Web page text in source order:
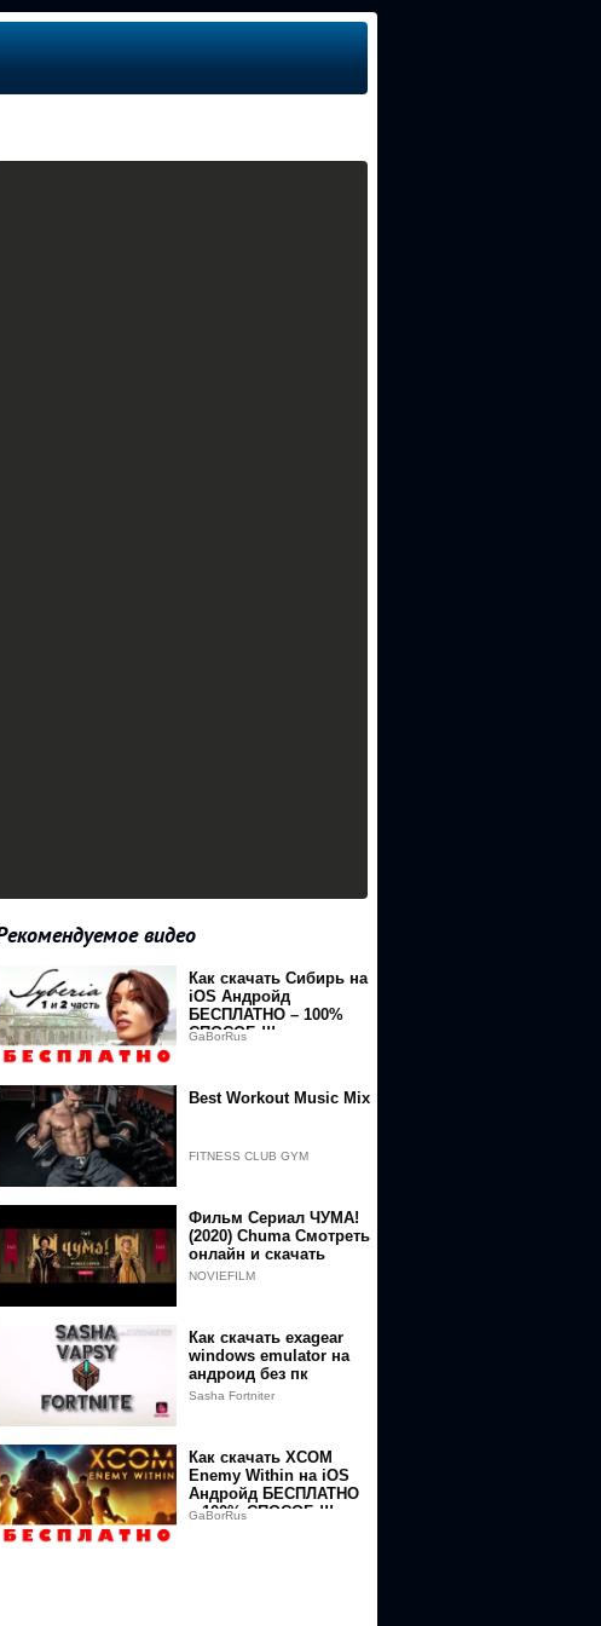
видео
Как скачать Сибирь на
iOS Андройд
БЕСПЛАТНО – 100%
СПОСОБ !!!
GaBorRus
Best Workout Music Mix
FITNESS CLUB GYM
Фильм Сериал ЧУМА!
(2020) Chuma Смотреть
онлайн и скачать
NOVIEFILM
Как скачать exagear
windows emulator на
андроид без пк
Sasha Fortniter
Как скачать XCOM
Enemy Within на iOS
Андройд БЕСПЛАТНО
– 100% СПОСОБ !!!
GaBorRus